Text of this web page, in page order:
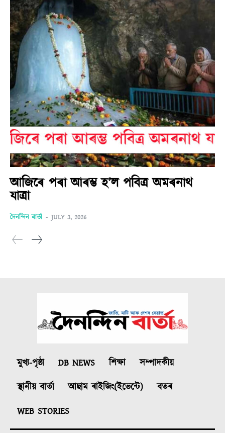
আজিৰে পৰা আৰম্ভ হ’ল পবিত্ৰ অমৰনাথ
যাত্ৰা
দৈনন্দিন বাৰ্তা - JULY 3, 2026
মুখ্য-পৃষ্ঠা DB NEWS শিক্ষা
সম্পাদকীয়
স্থানীয় বাৰ্তা
আছাম ৰাইজিং(ইভেন্টে)
বতৰ
WEB STORIES